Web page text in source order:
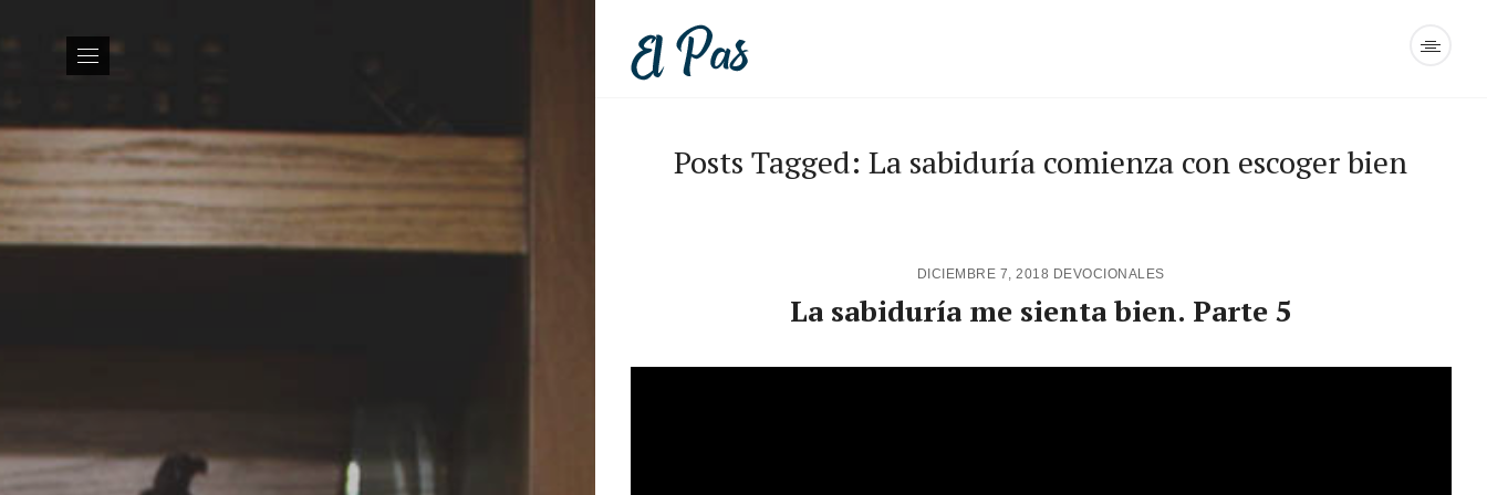
Posts Tagged: La sabiduría comienza con escoger bien
DICIEMBRE 7, 2018 DEVOCIONALES
La sabiduría me sienta bien. Parte 5